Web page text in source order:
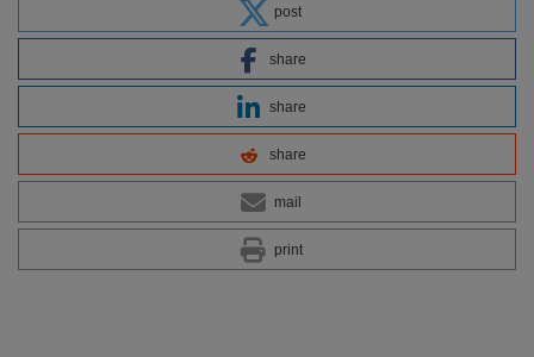
post
share
share
share
mail
print